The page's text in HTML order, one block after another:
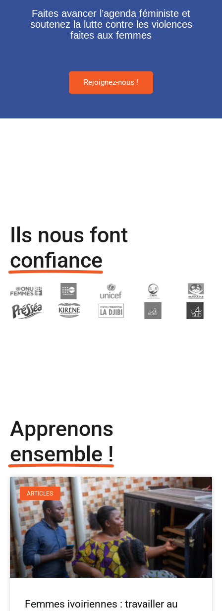
Faites avancer l’agenda féministe et
soutenez la lutte contre les violences
faites aux femmes
Rejoignez-nous !
Ils nous font
confiance
Apprenons
ensemble !
ARTICLES
Femmes ivoiriennes : travailler au